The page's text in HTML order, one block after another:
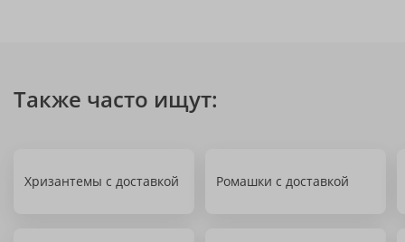
Также часто ищут:
Хризантемы с доставкой Ромашки с доставкой